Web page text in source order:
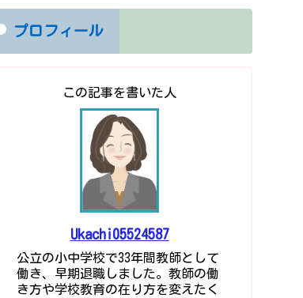
プロフィール
この記事を書いた人
Ukachi05524587
公立の小中学校で33年間教師として
働き、早期退職しました。教師の働
き方や学校教育の在り方を変えたく